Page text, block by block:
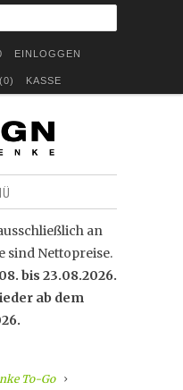
EINLOGGEN
0) KASSE
an
sind Nettopreise.
bis 23.08.2026.
ab dem
To-Go